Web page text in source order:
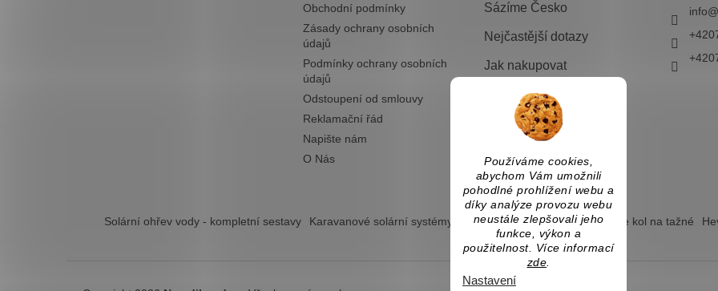
Používáme cookies,
abychom Vám umožnili
pohodlné prohlížení webu a
díky analýze provozu webu
neustále zlepšovali jeho
funkce, výkon a
použitelnost. Více informací
zde.
Nastavení
Obchodní podmínky
Zásady ochrany osobních
údajů
Podmínky ochrany osobních
údajů
Odstoupení od smlouvy
Reklamační řád
Napište nám
O Nás
Sázíme Česko
Nejčastější dotazy
Jak nakupovat
Doprava a platba
Vrácení zboží nebo
výměna
info@
Solární ohřev vody - kompletní sestavy Karavanové solární systémy Ostrovní solární systémy Nosiče kol na tažné